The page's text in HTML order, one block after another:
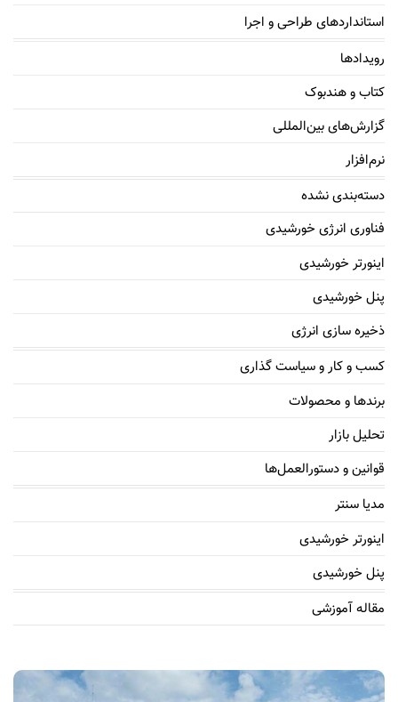
استانداردهای طراحی و اجرا
رویدادها
کتاب و هندبوک
گزارش‌های بین‌المللی
نرم‌افزار
دسته‌بندی نشده
فناوری انرژی خورشیدی
اینورتر خورشیدی
پنل خورشیدی
ذخیره سازی انرژی
کسب و کار و سیاست گذاری
برندها و محصولات
تحلیل بازار
قوانین و دستورالعمل‌ها
مدیا سنتر
اینورتر خورشیدی
پنل خورشیدی
مقاله آموزشی